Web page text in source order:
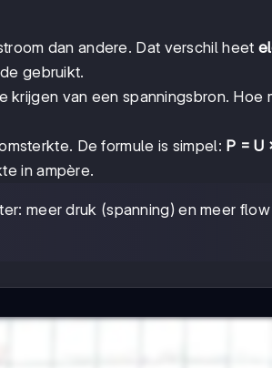
dan andere. Dat verschil heet
gebruikt.
van een spanningsbron. Hoe
De formule is simpel: P = U
in ampère.
meer druk (spanning) en meer flow